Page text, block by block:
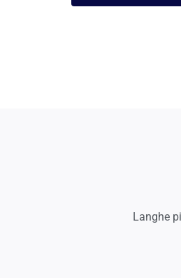
Langhe